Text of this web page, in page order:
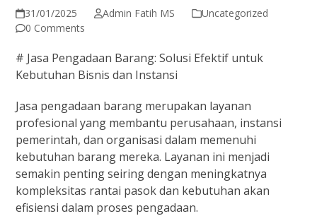
31/01/2025 Admin Fatih MS
Uncategorized
0 Comments
# Jasa Pengadaan Barang: Solusi Efektif untuk
Kebutuhan Bisnis dan Instansi
Jasa pengadaan barang merupakan layanan
profesional yang membantu perusahaan, instansi
pemerintah, dan organisasi dalam memenuhi
kebutuhan barang mereka. Layanan ini menjadi
semakin penting seiring dengan meningkatnya
kompleksitas rantai pasok dan kebutuhan akan
efisiensi dalam proses pengadaan.